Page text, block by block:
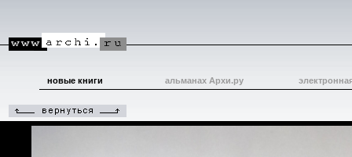
новые книги альманах Архи.ру